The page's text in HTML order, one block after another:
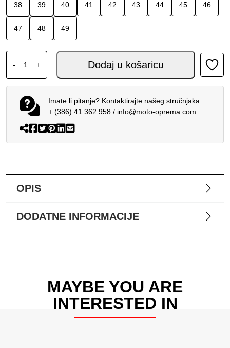
38 39 40 41 42 43 44 45 46
47 48 49
-
XPD X-ADVENTURE H2OUT ČIZME SMEĐE količina
+ Dodaj u košaricu
Imate li pitanje? Kontaktirajte našeg stručnjaka.
+ (386) 41 362 958/ info@moto-oprema.com
OPIS
DODATNE INFORMACIJE
MAYBE YOU ARE
INTERESTED IN